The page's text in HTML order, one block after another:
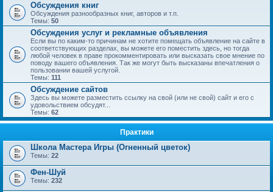
Обсуждения книг
Обсуждения разнообразных книг, авторов и т.п.
Темы: 50
Обсуждения услуг и рекламные объявления
Если вы по каким-то причинам не хотите помещать объявление на сайте в
соответствующих разделах, вы можете его поместить здесь, но тогда
любой человек в праве прокомментировать или высказать свое мнение по
поводу вашего объявления. Так же могут быть высказаны впечатления о
пользовании вашей услугой.
Темы: 111
Обсуждение сайтов
Здесь вы можете разместить ссылку на свой (или не свой) сайт и его с
удовольствием обсудят...
Темы: 62
Практики
Школа Мастера Игры (Огненный цветок)
Темы: 22
Фен-Шуй
Темы: 232